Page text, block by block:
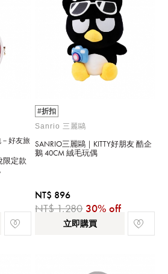
－好友旅
限定款
#折扣
Sanrio 三麗鷗
SANRIO三麗鷗｜KITTY好朋友 酷企
鵝 40CM 絨毛玩偶
NT$ 896
NT$ 1,280 30% off
立即購買